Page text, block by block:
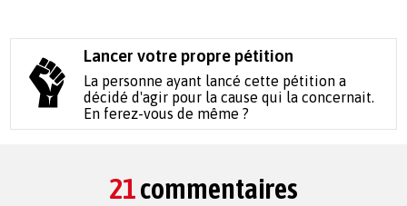
Lancer votre propre pétition
La personne ayant lancé cette pétition a
décidé d'agir pour la cause qui la concernait.
En ferez-vous de même ?
21commentaires